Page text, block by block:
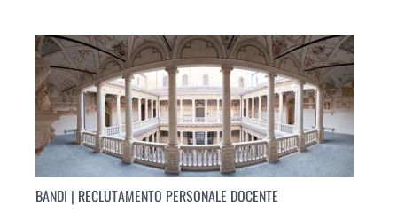
BANDI | RECLUTAMENTO PERSONALE DOCENTE